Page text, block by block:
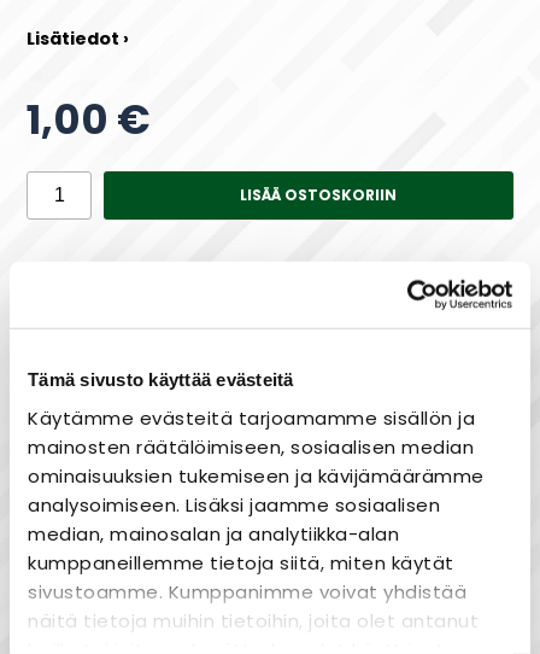
Tämä sivusto käyttää evästeitä
Käytämme evästeitä tarjoamamme sisällön ja
mainosten räätälöimiseen, sosiaalisen median
ominaisuuksien tukemiseen ja kävijämäärämme
analysoimiseen. Lisäksi jaamme sosiaalisen
median, mainosalan ja analytiikka-alan
kumppaneillemme tietoja siitä, miten käytät
sivustoamme. Kumppanimme voivat yhdistää
näitä tietoja muihin tietoihin, joita olet antanut
heille tai joita on kerätty, kun olet käyttänyt
Lisätiedot ›
1,00 €
LISÄÄ OSTOSKORIIN
Maksa joustavasti osissa!
Laaja valikoima
Nopea toimitus
Joustavat maksutavat